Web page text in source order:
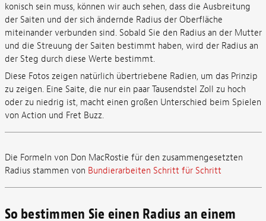
konisch sein muss, können wir auch sehen, dass die Ausbreitung
der Saiten und der sich ändernde Radius der Oberfläche
miteinander verbunden sind. Sobald Sie den Radius an der Mutter
und die Streuung der Saiten bestimmt haben, wird der Radius an
der Steg durch diese Werte bestimmt.
Diese Fotos zeigen natürlich übertriebene Radien, um das Prinzip
zu zeigen. Eine Saite, die nur ein paar Tausendstel Zoll zu hoch
oder zu niedrig ist, macht einen großen Unterschied beim Spielen
von Action und Fret Buzz.
Die Formeln von Don MacRostie für den zusammengesetzten
Radius stammen von Bundierarbeiten Schritt für Schritt
So bestimmen Sie einen Radius an einem